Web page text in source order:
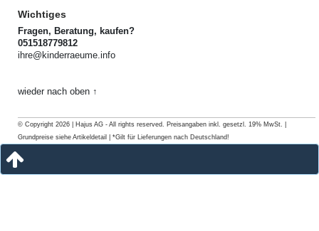
Wichtiges
Fragen, Beratung, kaufen?
051518779812
ihre@kinderraeume.info
wieder nach oben ↑
© Copyright 2026 | Hajus AG - All rights reserved. Preisangaben inkl. gesetzl. 19% MwSt. |
Grundpreise siehe Artikeldetail | *Gilt für Lieferungen nach Deutschland!